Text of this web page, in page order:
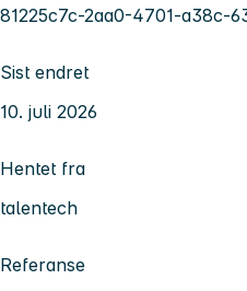
81225c7c-2aa0-4701-a38c-
Sist endret
10. juli 2026
Hentet fra
talentech
Referanse